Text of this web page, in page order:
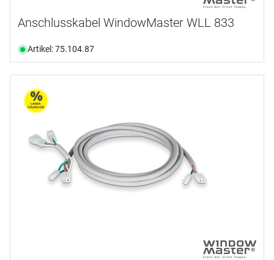
Anschlusskabel WindowMaster WLL 833
Artikel: 75.104.87